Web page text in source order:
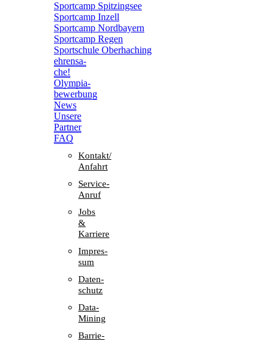
Sport­camp Spitzingsee
Sport­camp Inzell
Sport­camp Nordbayern
Sport­camp Regen
Sport­schule Oberhaching
ehren­sa­
che!
Olym­pia­
be­wer­bung
News
Unsere
Part­ner
FAQ
Kontakt/​​
Anfahrt
Service-
Anruf
Jobs
&
Karriere
Impres­
sum
Daten­
schutz
Data-
Mining
Barrie­